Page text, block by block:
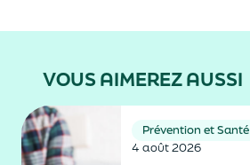
VOUS AIMEREZ AUSSI
Prévention et Santé
4 août 2026